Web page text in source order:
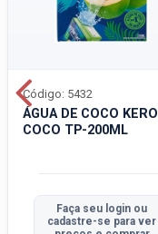
ÁGUA DE COCO KERO
COCO TP-200ML
Código: 5432
Faça seu login ou
cadastre-se para ver